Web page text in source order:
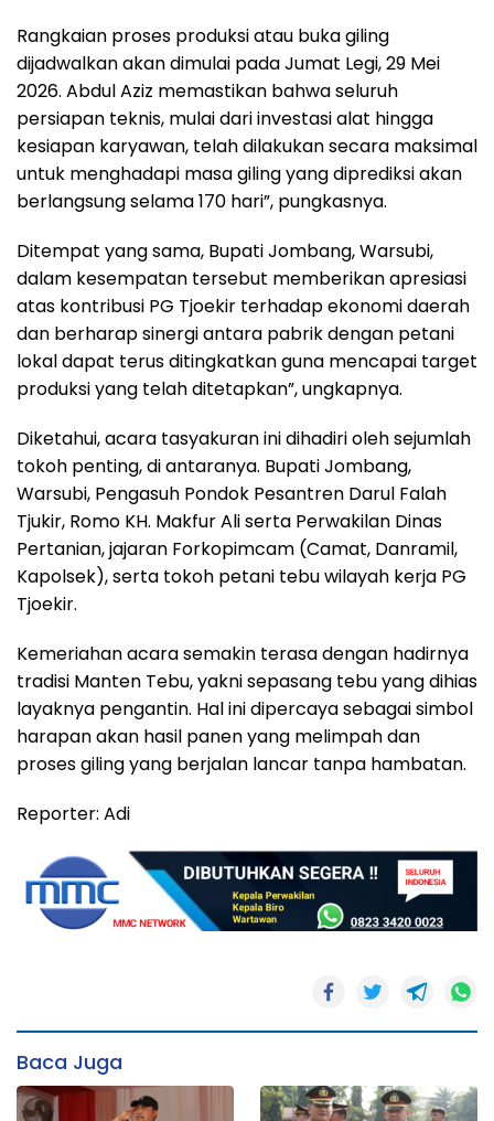
Rangkaian proses produksi atau buka giling
dijadwalkan akan dimulai pada Jumat Legi, 29 Mei
2026. Abdul Aziz memastikan bahwa seluruh
persiapan teknis, mulai dari investasi alat hingga
kesiapan karyawan, telah dilakukan secara maksimal
untuk menghadapi masa giling yang diprediksi akan
berlangsung selama 170 hari”, pungkasnya.
Ditempat yang sama, Bupati Jombang, Warsubi,
dalam kesempatan tersebut memberikan apresiasi
atas kontribusi PG Tjoekir terhadap ekonomi daerah
dan berharap sinergi antara pabrik dengan petani
lokal dapat terus ditingkatkan guna mencapai target
produksi yang telah ditetapkan”, ungkapnya.
Diketahui, acara tasyakuran ini dihadiri oleh sejumlah
tokoh penting, di antaranya. Bupati Jombang,
Warsubi, Pengasuh Pondok Pesantren Darul Falah
Tjukir, Romo KH. Makfur Ali serta Perwakilan Dinas
Pertanian, jajaran Forkopimcam (Camat, Danramil,
Kapolsek), serta tokoh petani tebu wilayah kerja PG
Tjoekir.
Kemeriahan acara semakin terasa dengan hadirnya
tradisi Manten Tebu, yakni sepasang tebu yang dihias
layaknya pengantin. Hal ini dipercaya sebagai simbol
harapan akan hasil panen yang melimpah dan
proses giling yang berjalan lancar tanpa hambatan.
Reporter: Adi
Baca Juga